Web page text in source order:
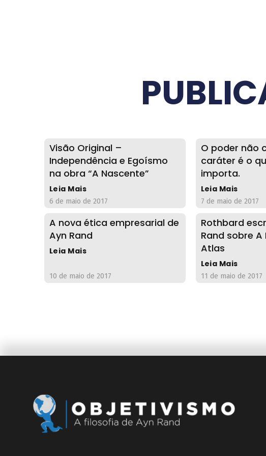
Visão Original –
Independência e Egoísmo
na obra “A Nascente”
Leia Mais
6 de maio de 2017
O poder não
caráter é o
importa.
Leia Mais
7 de maio de 2017
A nova ética empresarial de
Ayn Rand
Leia Mais
10 de maio de 2017
Rothbard
Rand sobre A
Atlas
Leia Mais
11 de maio de 2017